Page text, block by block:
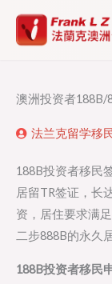
澳洲投资者188B/
法兰克留学移
188B投资者移民
居留TR签证，长
资，居住要求满
二步888B的永久
188B投资者移民